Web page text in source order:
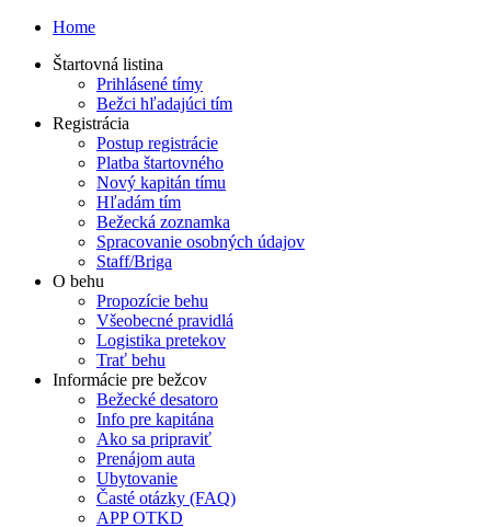
Home
Štartovná listina
Prihlásené tímy
Bežci hľadajúci tím
Registrácia
Postup registrácie
Platba štartovného
Nový kapitán tímu
Hľadám tím
Bežecká zoznamka
Spracovanie osobných údajov
Staff/Briga
O behu
Propozície behu
Všeobecné pravidlá
Logistika pretekov
Trať behu
Informácie pre bežcov
Bežecké desatoro
Info pre kapitána
Ako sa pripraviť
Prenájom auta
Ubytovanie
Časté otázky (FAQ)
APP OTKD